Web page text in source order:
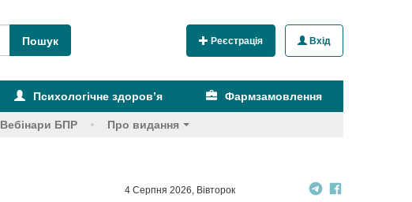
Реєстрація Вхід
Психологічне здоров’я Фармзамовлення
Вебінари БПР Про видання
4 Серпня 2026, Вівторок